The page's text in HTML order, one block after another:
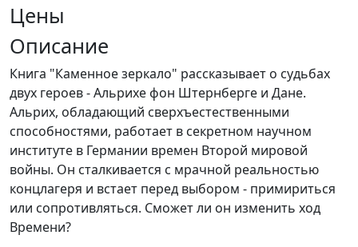
Цены
Описание
Книга "Каменное зеркало" рассказывает о судьбах
двух героев - Альрихе фон Штернберге и Дане.
Альрих, обладающий сверхъестественными
способностями, работает в секретном научном
институте в Германии времен Второй мировой
войны. Он сталкивается с мрачной реальностью
концлагеря и встает перед выбором - примириться
или сопротивляться. Сможет ли он изменить ход
Времени?